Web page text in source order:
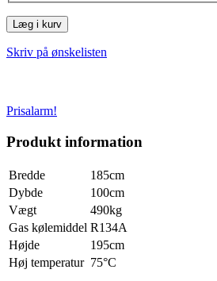
Læg i kurv
Skriv på ønskelisten
Prisalarm!
Produkt information
Bredde
185cm
Dybde
100cm
Vægt
490kg
Gas kølemiddel R134A
Højde
195cm
Høj temperatur 75°C